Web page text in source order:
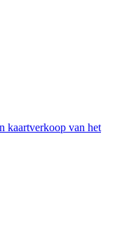
kaartverkoop van het